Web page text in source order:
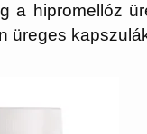
a hipromellóz
üreges